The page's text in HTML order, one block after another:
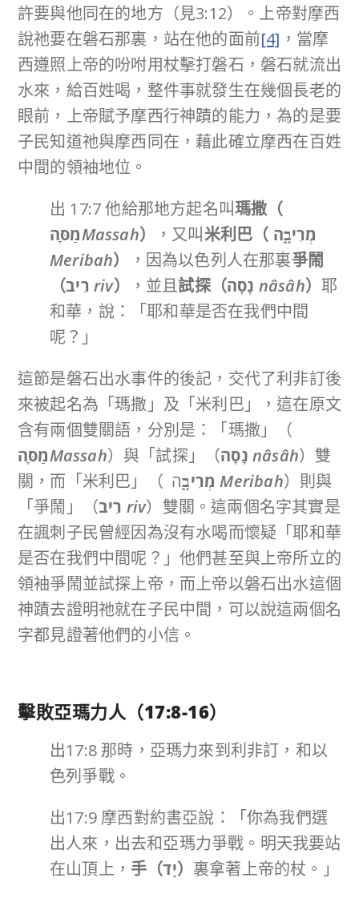
許要與他同在的地方（見3:12）。上帝對摩西
說祂要在磐石那裏，站在他的面前[4] ，當摩
西遵照上帝的吩咐用杖擊打磐石，磐石就流出
水來，給百姓喝，整件事就發生在幾個長老的
眼前，上帝賦予摩西行神蹟的能力，為的是要
子民知道祂與摩西同在，藉此確立摩西在百姓
中間的領袖地位。
出 17:7 他給那地方起名叫瑪撒（
מַסָּהMassah） ，又叫米利巴（ מְרִיבָ֑ה
Meribah） ，因為以色列人在那裏爭鬧
（רִיב riv） ，並且試探（נָסָה nâsâh）耶
和華，說：「耶和華是否在我們中間
呢？」
這節是磐石出水事件的後記，交代了利非訂後
來被起名為「瑪撒」及「米利巴」，這在原文
含有兩個雙關語，分別是：「瑪撒」（
מַסָּהMassah）與「試探」（נָסָה nâsâh）雙
關，而「米利巴」（
מְרִיבָ֑ הMeribah）則與
「爭鬧」（רִיב riv）雙關。這兩個名字其實是
在諷刺子民曾經因為沒有水喝而懷疑「耶和華
是否在我們中間呢？」他們甚至與上帝所立的
領袖爭鬧並試探上帝，而上帝以磐石出水這個
神蹟去證明祂就在子民中間，可以說這兩個名
字都見證著他們的小信。
擊敗亞瑪力人（17:8-16）
出17:8 那時，亞瑪力來到利非訂，和以
色列爭戰。
出17:9 摩西對約書亞說：「你為我們選
出人來，出去和亞瑪力爭戰。明天我要站
在山頂上， 手（יָד） 裏拿著上帝的杖。」